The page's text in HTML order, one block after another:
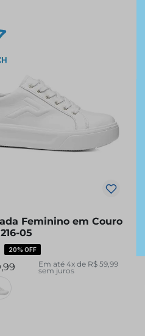
Feminino em Couro
05
20% OFF
,99 Em até 4x de R$ 59 99
sem juros